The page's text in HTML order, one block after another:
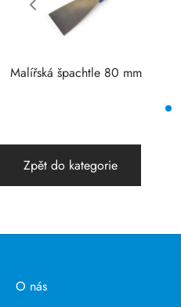
Malířská špachtle 80 mm
Zpět do kategorie
O nás